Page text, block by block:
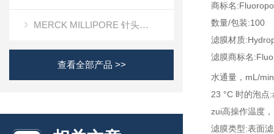
MERCK MILLIPORE 针头滤器针头式滤器
查看全部产品 >>
商标名
数量/包装:100
滤膜材质
滤膜商标名
水通量，mL/
23 °C 时的泡点
zui高操作温度
滤膜类型:表面